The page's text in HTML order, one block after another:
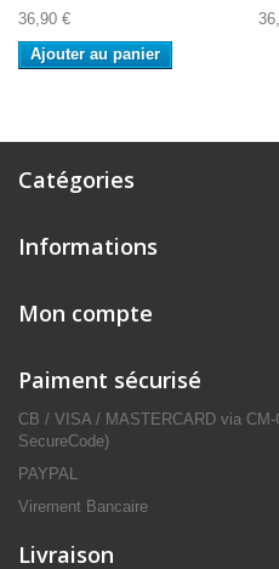
36,90 €
Ajouter au panier
Catégories
Informations
Mon compte
Paiment sécurisé
CB / VISA / MASTERCARD via
SecureCode)
PAYPAL
Virement Bancaire
Livraison